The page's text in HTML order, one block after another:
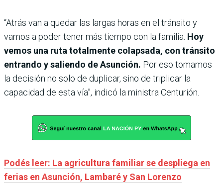
“Atrás van a quedar las largas horas en el tránsito y
vamos a poder tener más tiempo con la familia. Hoy
vemos una ruta totalmente colapsada, con tránsito
entrando y saliendo de Asunción. Por eso tomamos
la decisión no solo de duplicar, sino de triplicar la
capacidad de esta vía”, indicó la ministra Centurión.
Podés leer: La agricultura familiar se despliega en
ferias en Asunción, Lambaré y San Lorenzo